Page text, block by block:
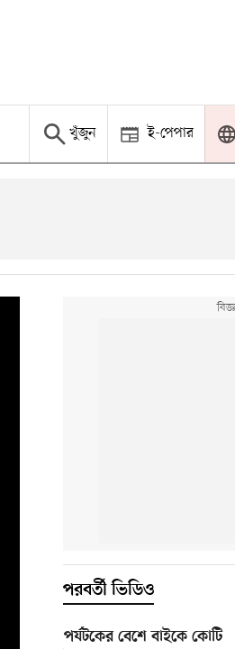
খুঁজুন ই-পেপার
পরবর্তী ভিডিও
পর্যটকের বেশে বাইকে কোটি